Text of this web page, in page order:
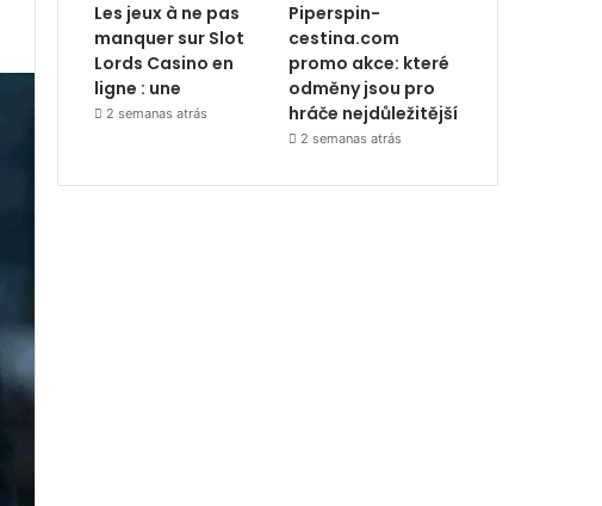
Les jeux à ne pas
manquer sur Slot
Lords Casino en
ligne : une
2 semanas atrás
Piperspin-
cestina.com
promo akce: které
odměny jsou pro
hráče nejdůležitější
2 semanas atrás